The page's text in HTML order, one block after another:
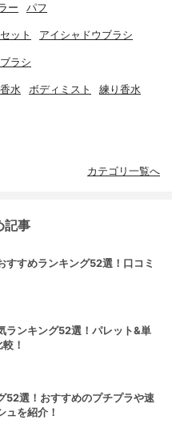
ー パフ
ット アイシャドウブラシ
ラシ
水 ボディミスト 練り香水
カテゴリ一覧へ
記事
すすめランキング52選！口コミ
ランキング52選！パレット&単
！
52選！おすすめのプチプラや速
ュを紹介！